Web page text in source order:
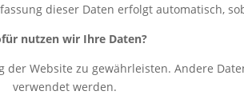
dieser Daten erfolgt automatisch,
nutzen wir Ihre Daten?
Website zu gewährleisten. Andere
verwendet werden.